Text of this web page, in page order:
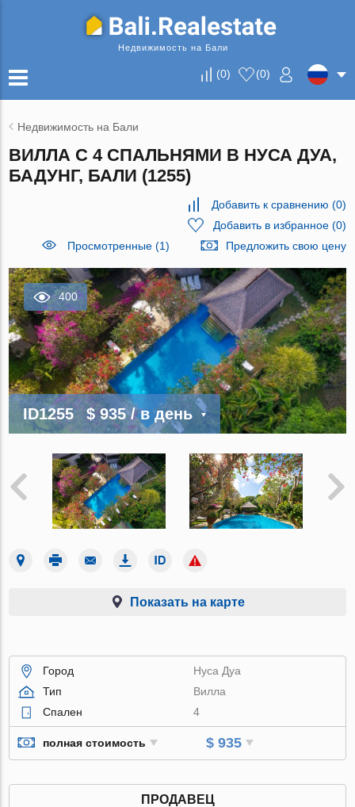
Недвижимость на Бали
(0) (0)
Недвижимость на Бали
ВИЛЛА С 4 СПАЛЬНЯМИ В НУСА ДУА,
БАДУНГ, БАЛИ (1255)
Добавить к сравнению (0)
Добавить в избранное(0)
Просмотренные (1)
Предложить свою цену
400
ID1255 $ 935/ в день
Показать на карте
Город
Нуса Дуа
Тип
Вилла
Спален
4
полная стоимость $ 935
ПРОДАВЕЦ